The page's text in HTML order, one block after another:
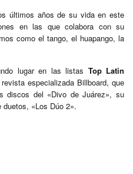
últimos años de su vida en este
en las que colabora con su
como el tango, el huapango, la
lugar en las listas Top Latin
especializada Billboard, que
discos del «Divo de Juárez», su
«Los Dúo 2».